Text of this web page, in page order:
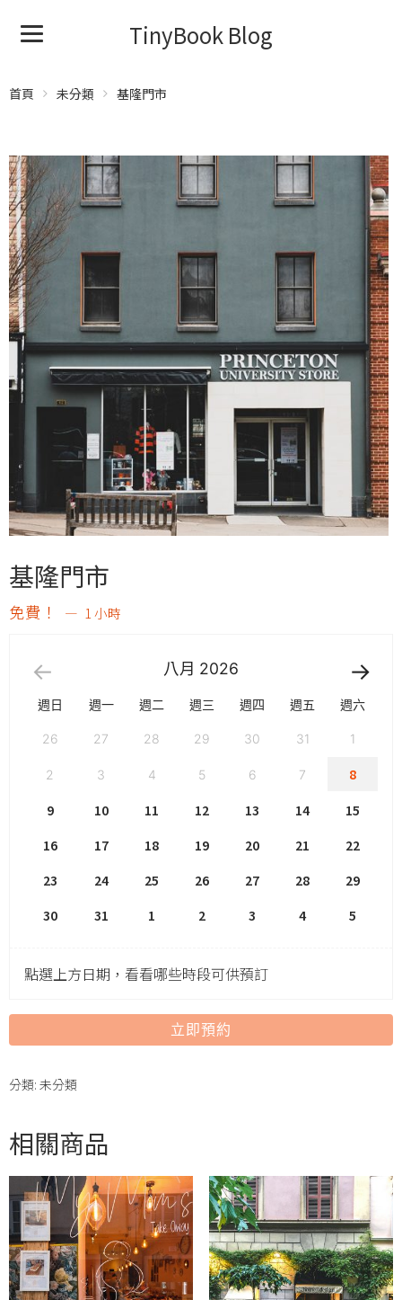
TinyBook Blog
首頁 未分類 基隆門市
基隆門市
免費！ 1 小時
八月 2026
週日 週一 週二 週三 週四 週五 週六
26 27 28 29 30 31 1
2 3 4 5 6 7
8
9
10 11 12 13 14
15
16
17 18 19 20 21
22
23
24 25 26 27 28
29
30
31 1 2 3 4 5
點選上方日期，看看哪些時段可供預訂
立即預約
分類: 未分類
相關商品